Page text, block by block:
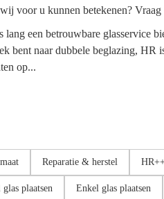
voor u kunnen betekenen?
een betrouwbare glasservice
bent naar dubbele beglazing,
op...
Reparatie & herstel
plaatsen Enkel glas plaatsen